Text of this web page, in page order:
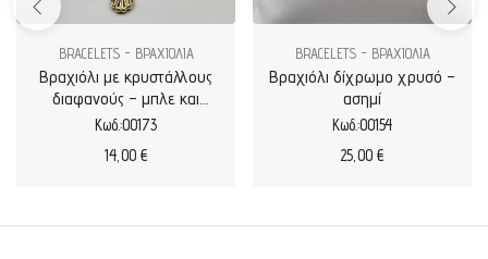
BRACELETS - ΒΡΑΧΙΟΛΙΑ
Βραχιόλι με κρυστάλλους
διαφανούς – μπλε και
καρδιές
Κωδ.:00173
14,00 €
BRACELETS - ΒΡΑΧΙΟΛΙΑ
Βραχιόλι δίχρωμο χρυσό –
ασημί
Κωδ.:00154
25,00 €